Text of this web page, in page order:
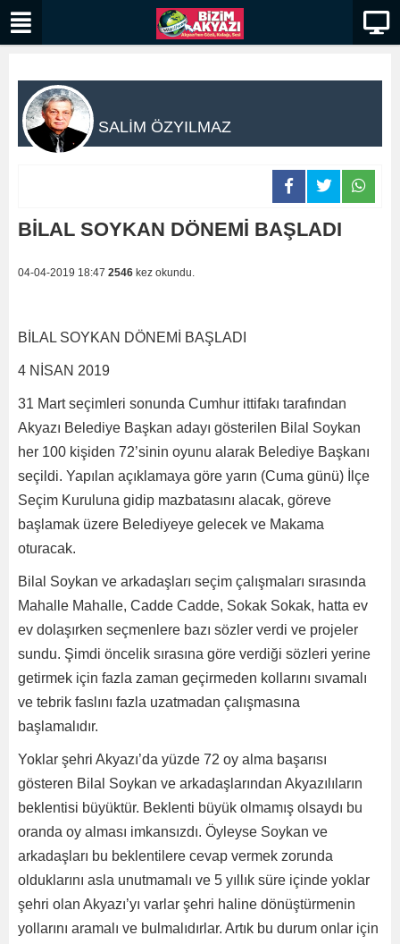
SALİM ÖZYILMAZ
BİLAL SOYKAN DÖNEMİ BAŞLADI
04-04-2019 18:47 2546 kez okundu.
BİLAL SOYKAN DÖNEMİ BAŞLADI
4 NİSAN 2019
31 Mart seçimleri sonunda Cumhur ittifakı tarafından
Akyazı Belediye Başkan adayı gösterilen Bilal Soykan
her 100 kişiden 72’sinin oyunu alarak Belediye Başkanı
seçildi. Yapılan açıklamaya göre yarın (Cuma günü) İlçe
Seçim Kuruluna gidip mazbatasını alacak, göreve
başlamak üzere Belediyeye gelecek ve Makama
oturacak.
Bilal Soykan ve arkadaşları seçim çalışmaları sırasında
Mahalle Mahalle, Cadde Cadde, Sokak Sokak, hatta ev
ev dolaşırken seçmenlere bazı sözler verdi ve projeler
sundu. Şimdi öncelik sırasına göre verdiği sözleri yerine
getirmek için fazla zaman geçirmeden kollarını sıvamalı
ve tebrik faslını fazla uzatmadan çalışmasına
başlamalıdır.
Yoklar şehri Akyazı’da yüzde 72 oy alma başarısı
gösteren Bilal Soykan ve arkadaşlarından Akyazılıların
beklentisi büyüktür. Beklenti büyük olmamış olsaydı bu
oranda oy alması imkansızdı. Öyleyse Soykan ve
arkadaşları bu beklentilere cevap vermek zorunda
olduklarını asla unutmamalı ve 5 yıllık süre içinde yoklar
şehri olan Akyazı’yı varlar şehri haline dönüştürmenin
yollarını aramalı ve bulmalıdırlar. Artık bu durum onlar için